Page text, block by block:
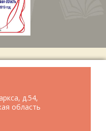
д.54,
область